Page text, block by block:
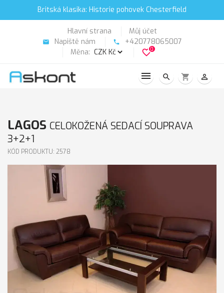
Britská klasika: Historie pohovek Chesterfield
Hlavní strana Můj účet
email Napiště nám phone
+420778065007
Měna:
favorite_border0
search shopping_cart person_outline
LAGOS CELOKOŽENÁ SEDACÍ SOUPRAVA
3+2+1
KÓD PRODUKTU: 2578